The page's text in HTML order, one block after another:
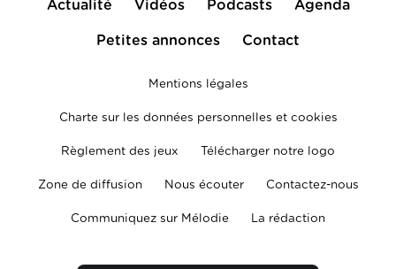
Actualité Vidéos Podcasts Agenda
Petites annonces Contact
Mentions légales
Charte sur les données personnelles et cookies
Règlement des jeux Télécharger notre logo
Zone de diffusion Nous écouter Contactez-nous
Communiquez sur Mélodie La rédaction